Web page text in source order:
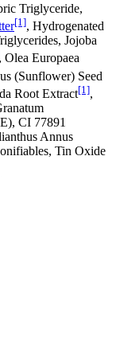
Triglyceride,
[1], Hydrogenated
Jojoba
, Olea Europaea
(Sunflower) Seed
Root Extract[1],
CI 77891
Annus
Tin Oxide